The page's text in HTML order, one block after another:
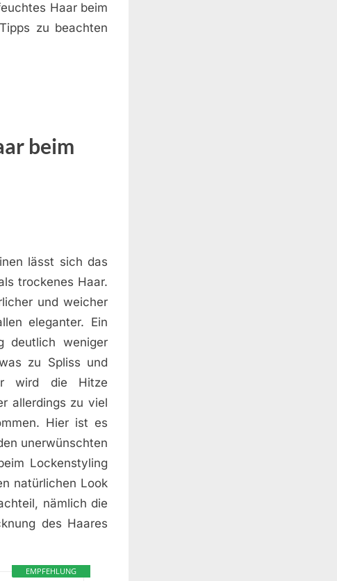
Haar beim
zu beachten
beim
lässt sich das
trockenes Haar.
und weicher
eleganter. Ein
deutlich weniger
zu Spliss und
wird die Hitze
allerdings zu viel
Hier ist es
unerwünschten
Lockenstyling
natürlichen Look
nämlich die
des Haares
EMPFEHLUNG